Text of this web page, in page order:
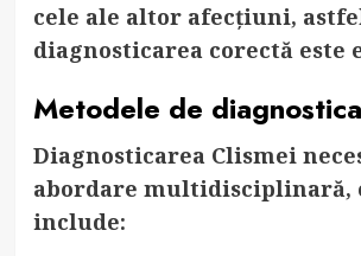
cele ale altor afecțiuni,
diagnosticarea corectă este
Metodele de
Diagnosticarea Clismei
abordare multidisciplinară,
include: